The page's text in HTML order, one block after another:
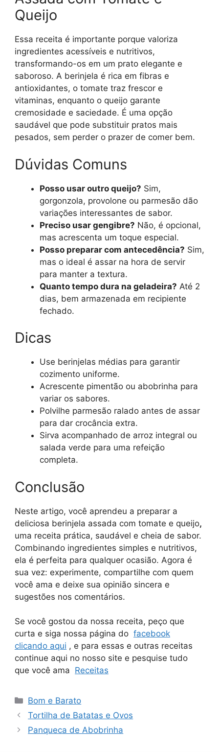
Queijo
Essa receita é importante porque valoriza
ingredientes acessíveis e nutritivos,
transformando-os em um prato elegante e
saboroso. A berinjela é rica em fibras e
antioxidantes, o tomate traz frescor e
vitaminas, enquanto o queijo garante
cremosidade e saciedade. É uma opção
saudável que pode substituir pratos mais
pesados, sem perder o prazer de comer bem.
Dúvidas Comuns
Posso usar outro queijo? Sim,
gorgonzola, provolone ou parmesão dão
variações interessantes de sabor.
Preciso usar gengibre? Não, é opcional,
mas acrescenta um toque especial.
Posso preparar com antecedência? Sim,
mas o ideal é assar na hora de servir
para manter a textura.
Quanto tempo dura na geladeira? Até 2
dias, bem armazenada em recipiente
fechado.
Dicas
Use berinjelas médias para garantir
cozimento uniforme.
Acrescente pimentão ou abobrinha para
variar os sabores.
Polvilhe parmesão ralado antes de assar
para dar crocância extra.
Sirva acompanhado de arroz integral ou
salada verde para uma refeição
completa.
Conclusão
Neste artigo, você aprendeu a preparar a
deliciosa berinjela assada com tomate e queijo,
uma receita prática, saudável e cheia de sabor.
Combinando ingredientes simples e nutritivos,
ela é perfeita para qualquer ocasião. Agora é
sua vez: experimente, compartilhe com quem
você ama e deixe sua opinião sincera e
sugestões nos comentários.
Se você gostou da nossa receita, peço que
curta e siga nossa página do facebook
clicando aqui , e para essas e outras receitas
continue aqui no nosso site e pesquise tudo
que você ama Receitas
Categorias
Bom e Barato
Tortilha de Batatas e Ovos
Panqueca de Abobrinha